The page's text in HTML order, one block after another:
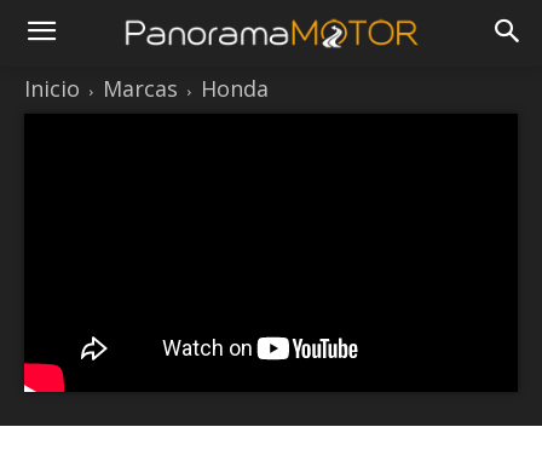
Inicio Marcas Honda